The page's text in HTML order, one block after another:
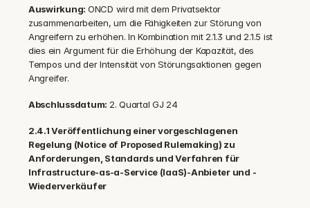
Auswirkung: ONCD wird mit dem Privatsektor
zusammenarbeiten, um die Fähigkeiten zur Störung von
Angreifern zu erhöhen. In Kombination mit 2.1.3 und 2.1.5 ist
dies ein Argument für die Erhöhung der Kapazität, des
Tempos und der Intensität von Störungsaktionen gegen
Angreifer.
Abschlussdatum: 2. Quartal GJ 24
2.4.1 Veröffentlichung einer vorgeschlagenen
Regelung (Notice of Proposed Rulemaking) zu
Anforderungen, Standards und Verfahren für
Infrastructure-as-a-Service (IaaS)-Anbieter und -
Wiederverkäufer